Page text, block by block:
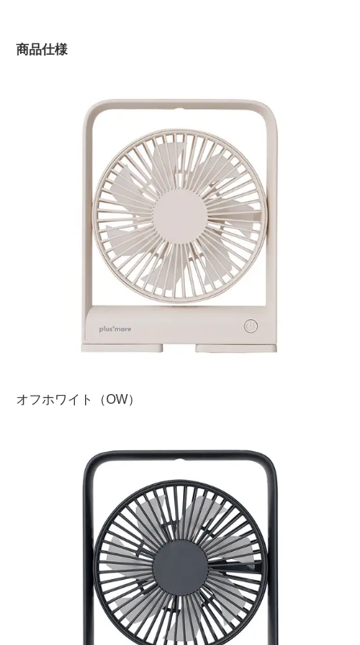
商品仕様
オフホワイト（OW）